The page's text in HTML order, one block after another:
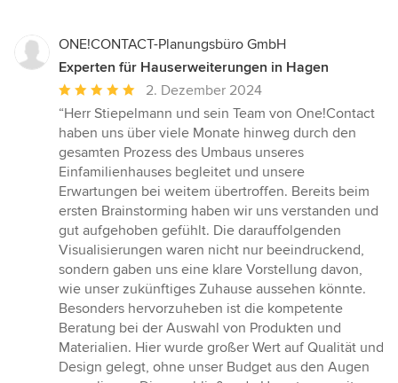
ONE!CONTACT-Planungsbüro GmbH
Experten für Hauserweiterungen in Hagen
Durchschnittliche
Bewertung:
5
von
5
Sternen
2. Dezember 2024
“Herr Stiepelmann und sein Team von One!Contact
haben uns über viele Monate hinweg durch den
gesamten Prozess des Umbaus unseres
Einfamilienhauses begleitet und unsere
Erwartungen bei weitem übertroffen. Bereits beim
ersten Brainstorming haben wir uns verstanden und
gut aufgehoben gefühlt. Die darauffolgenden
Visualisierungen waren nicht nur beeindruckend,
sondern gaben uns eine klare Vorstellung davon,
wie unser zukünftiges Zuhause aussehen könnte.
Besonders hervorzuheben ist die kompetente
Beratung bei der Auswahl von Produkten und
Materialien. Hier wurde großer Wert auf Qualität und
Design gelegt, ohne unser Budget aus den Augen